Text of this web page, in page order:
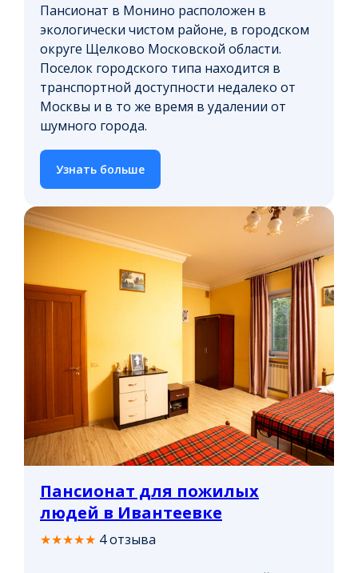
Пансионат в Монино расположен в
экологически чистом районе, в городском
округе Щелково Московской области.
Поселок городского типа находится в
транспортной доступности недалеко от
Москвы и в то же время в удалении от
шумного города.
Узнать больше
Пансионат для пожилых
людей в Ивантеевке
★★★★★ 4 отзыва